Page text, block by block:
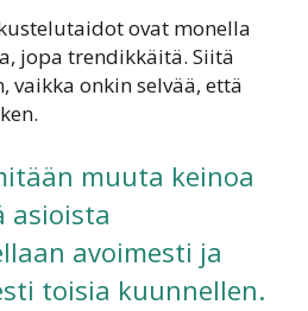
ovat monella
jopa trendikkäitä. Siitä
vaikka onkin selvää, että
muuta keinoa
asioista
avoimesti ja
toisia kuunnellen.